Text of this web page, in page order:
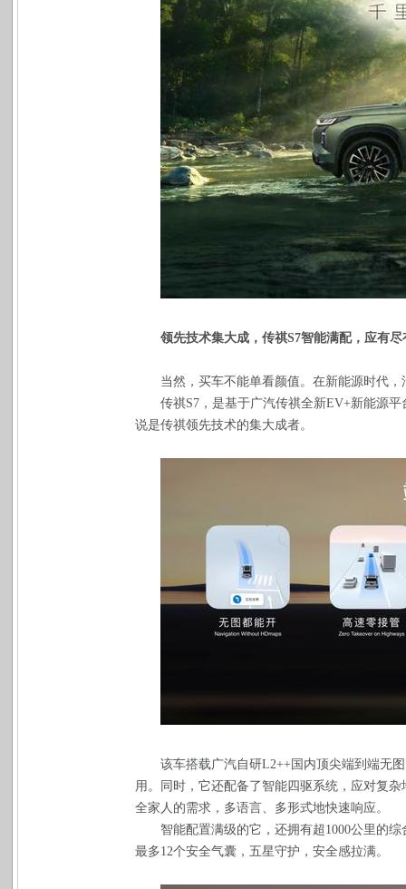
领先技术集大成，传祺S7智能满配，应有尽
当然，买车不能单看颜值。在新能源时代
传祺S7，是基于广汽传祺全新EV+新能源
说是传祺领先技术的集大成者。
该车搭载广汽自研L2++国内顶尖端到端无
用。同时，它还配备了智能四驱系统，应对复
全家人的需求，多语言、多形式地快速响应。
智能配置满级的它，还拥有超1000公里的
最多12个安全气囊，五星守护，安全感拉满。